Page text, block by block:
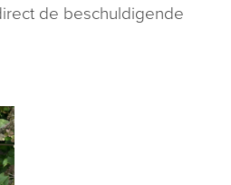
de beschuldigende